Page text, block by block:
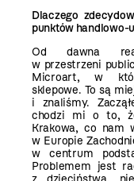
Dlaczego
punktów handlowo-
Od dawna
w przestrzeni
Microart, w
sklepowe. To są
i znaliśmy.
chodzi mi o to,
Krakowa, co nam
w Europie
w centrum
Problemem jest